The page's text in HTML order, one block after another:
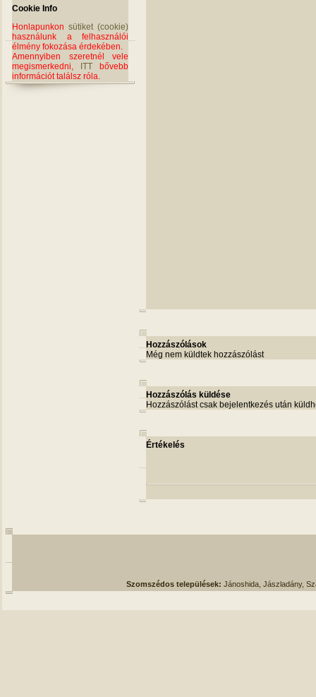
Cookie Info
Honlapunkon sütiket (cookie)
használunk a felhasználói
élmény fokozása érdekében.
Amennyiben szeretnél vele
megismerkedni,
ITT bővebb
információt találsz róla.
Hozzászólások
Még nem küldtek hozzászólást
Hozzászólás küldése
Hozzászólást csak bejelentkezés után
Értékelés
Szomszédos települések: Jánoshida, Jászladány,